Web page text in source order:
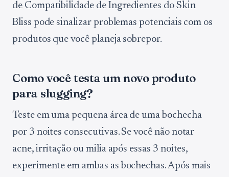
de Compatibilidade de Ingredientes do Skin
Bliss pode sinalizar problemas potenciais com os
produtos que você planeja sobrepor.
Como você testa um novo produto
para slugging?
Teste em uma pequena área de uma bochecha
por 3 noites consecutivas. Se você não notar
acne, irritação ou milia após essas 3 noites,
experimente em ambas as bochechas. Após mais